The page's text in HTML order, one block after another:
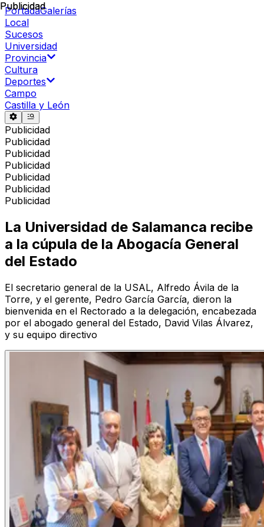
PortadaGalerías
Local
Sucesos
Universidad
Provincia
Cultura
Deportes
Campo
Castilla y León
Publicidad
Publicidad
Publicidad
Publicidad
Publicidad
Publicidad
Publicidad
Publicidad
La Universidad de Salamanca recibe
a la cúpula de la Abogacía General
del Estado
El secretario general de la USAL, Alfredo Ávila de la
Torre, y el gerente, Pedro García García, dieron la
bienvenida en el Rectorado a la delegación, encabezada
por el abogado general del Estado, David Vilas Álvarez,
y su equipo directivo
Publicidad